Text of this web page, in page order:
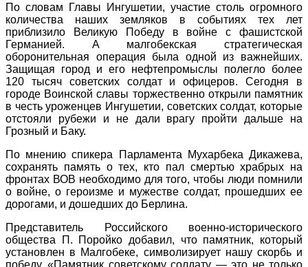
По словам Главы Ингушетии, участие столь огромного
количества наших земляков в событиях тех лет
приблизило Великую Победу в войне с фашистской
Германией. А малгобекская стратегическая
оборонительная операция была одной из важнейших.
Защищая город и его нефтепромыслы полегло более
120 тысяч советских солдат и офицеров. Сегодня в
городе Воинской славы торжественно открыли памятник
в честь уроженцев Ингушетии, советских солдат, которые
отстояли рубежи и не дали врагу пройти дальше на
Грозный и Баку.
По мнению спикера Парламента Мухарбека Дикажева,
сохранять память о тех, кто пал смертью храбрых на
фронтах ВОВ необходимо для того, чтобы люди помнили
о войне, о героизме и мужестве солдат, прошедших ее
дорогами, и дошедших до Берлина.
Представитель Российского военно-исторического
общества П. Поройко добавил, что памятник, который
установлен в Малгобеке, символизирует нашу скорбь и
победу. «Памятник советскому солдату — это не только